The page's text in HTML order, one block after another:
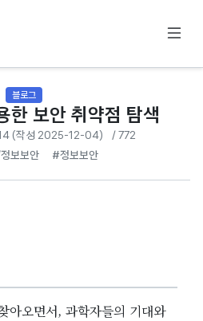
블로그
한 보안 취약점 탐색
(작성 2025-12-04)
/ 772
보보안
#정보보안
아오면서, 과학자들의 기대와